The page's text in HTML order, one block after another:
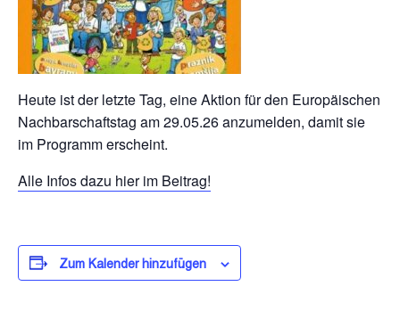
Heute ist der letzte Tag, eine Aktion für den Europäischen
Nachbarschaftstag am 29.05.26 anzumelden, damit sie
im Programm erscheint.
Alle Infos dazu hier im Beitrag!
Zum Kalender hinzufügen